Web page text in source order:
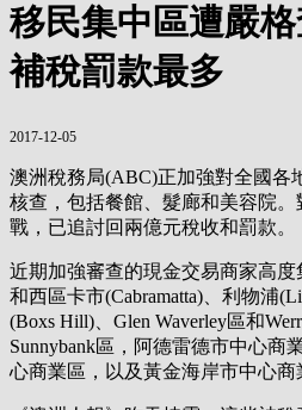
移民集中區遭嚴
補稅罰款最多
2017-12-05
澳洲稅務局(ABC)正加強對全國各
核查，包括餐館、髮廊和美容院
戰，已追討回兩億元稅收和罰款。
近期加強審查的現金交易商家高
和西區卡市(Cabramatta)、利物浦
(Boxs Hill)、Glen Waverley區和
Sunnybank區，阿德雷德市中心商
心商業區，以及黃金海岸市中心商